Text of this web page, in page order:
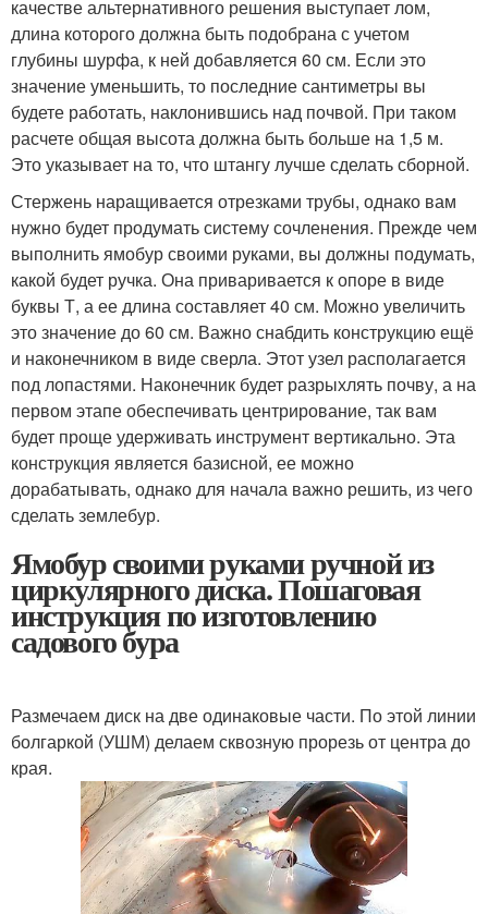
качестве альтернативного решения выступает лом,
длина которого должна быть подобрана с учетом
глубины шурфа, к ней добавляется 60 см. Если это
значение уменьшить, то последние сантиметры вы
будете работать, наклонившись над почвой. При таком
расчете общая высота должна быть больше на 1,5 м.
Это указывает на то, что штангу лучше сделать сборной.
Стержень наращивается отрезками трубы, однако вам
нужно будет продумать систему сочленения. Прежде чем
выполнить ямобур своими руками, вы должны подумать,
какой будет ручка. Она приваривается к опоре в виде
буквы Т, а ее длина составляет 40 см. Можно увеличить
это значение до 60 см. Важно снабдить конструкцию ещё
и наконечником в виде сверла. Этот узел располагается
под лопастями. Наконечник будет разрыхлять почву, а на
первом этапе обеспечивать центрирование, так вам
будет проще удерживать инструмент вертикально. Эта
конструкция является базисной, ее можно
дорабатывать, однако для начала важно решить, из чего
сделать землебур.
Ямобур своими руками ручной из
циркулярного диска. Пошаговая
инструкция по изготовлению
садового бура
Размечаем диск на две одинаковые части. По этой линии
болгаркой (УШМ) делаем сквозную прорезь от центра до
края.